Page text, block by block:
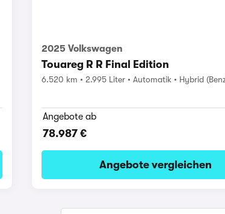
2025 Volkswagen
Touareg R R Final Edition
6.520 km 2.995 Liter Automatik Hybrid
Angebote ab
78.987 €
Angebote vergleichen